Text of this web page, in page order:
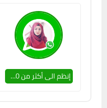
إنظم الى أكثر من 200 قروب واتس آب للتعارف ومتنوعة 2025